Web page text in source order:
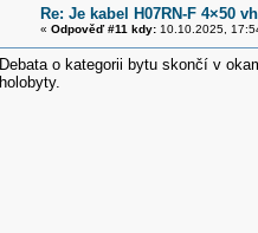
Re: Je kabel H07RN-F 4×50
« Odpověď #11 kdy:10.10.2025,
Debata o kategorii bytu skončí v
holobyty.